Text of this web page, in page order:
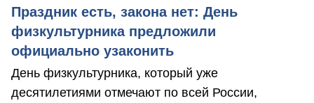
Праздник есть, закона нет: День
физкультурника предложили
официально узаконить
День физкультурника, который уже
десятилетиями отмечают по всей России,